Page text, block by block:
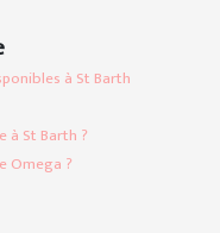
à St Barth
à St Barth ?
Omega ?